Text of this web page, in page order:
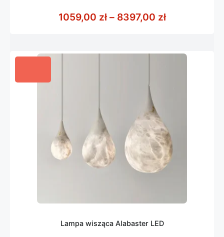
5
1059,00 zł – 8397,00 złZakres cen:
Lampa wisząca Alabaster LED